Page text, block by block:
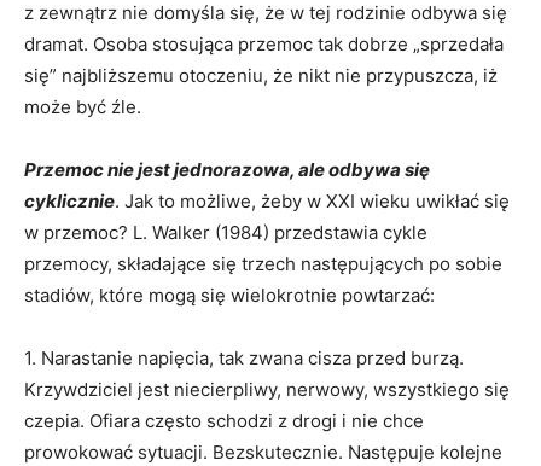
z zewnątrz nie domyśla się, że w tej rodzinie odbywa się
dramat. Osoba stosująca przemoc tak dobrze „sprzedała
się” najbliższemu otoczeniu, że nikt nie przypuszcza, iż
może być źle.
Przemoc nie jest jednorazowa, ale odbywa się
cyklicznie. Jak to możliwe, żeby w XXI wieku uwikłać się
w przemoc? L. Walker (1984) przedstawia cykle
przemocy, składające się trzech następujących po sobie
stadiów, które mogą się wielokrotnie powtarzać:
1. Narastanie napięcia, tak zwana cisza przed burzą.
Krzywdziciel jest niecierpliwy, nerwowy, wszystkiego się
czepia. Ofiara często schodzi z drogi i nie chce
prowokować sytuacji. Bezskutecznie. Następuje kolejne